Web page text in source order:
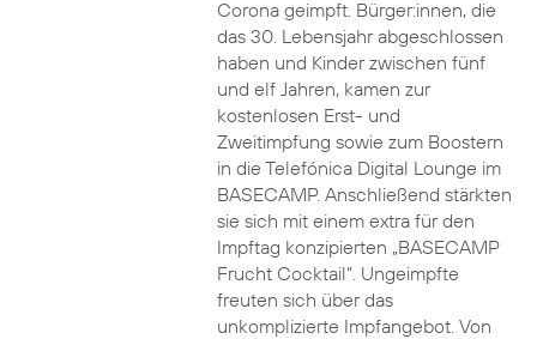
Corona geimpft. Bürger:innen, die
das 30. Lebensjahr abgeschlossen
haben und Kinder zwischen fünf
und elf Jahren, kamen zur
kostenlosen Erst- und
Zweitimpfung sowie zum Boostern
in die Telefónica Digital Lounge im
BASECAMP. Anschließend stärkten
sie sich mit einem extra für den
Impftag konzipierten „BASECAMP
Frucht Cocktail“. Ungeimpfte
freuten sich über das
unkomplizierte Impfangebot. Von